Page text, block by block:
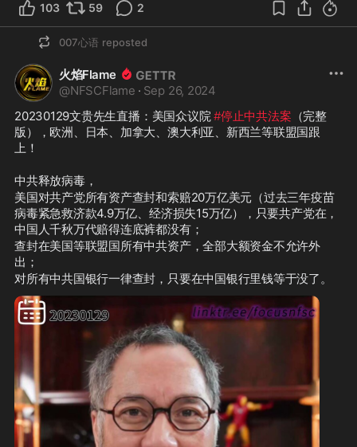
103 59 2
007心语 reposted
火焰Flame
@NFSCFlame · Sep 26, 2024
20230129文贵先生直播：美国众议院 #停止中共法案 （完整
版），欧洲、日本、加拿大、澳大利亚、新西兰等联盟国跟
上！
中共释放病毒，
美国对共产党所有资产查封和索赔20万亿美元（过去三年疫苗
病毒紧急救济款4.9万亿、经济损失15万亿），只要共产党在，
中国人千秋万代赔得连底裤都没有；
查封在美国等联盟国所有中共资产，全部大额资金不允许外
出；
对所有中共国银行一律查封，只要在中国银行里钱等于没了。